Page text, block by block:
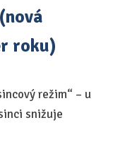
roku)
režim“ – u
snižuje